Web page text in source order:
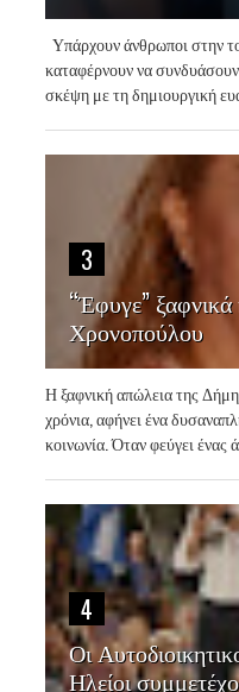
Υπάρχουν άνθρωποι στην
καταφέρνουν να
σκέψη με τη δημιουργική
3
“Έφυγε”
Χρονοπούλου
Η ξαφνική απώλεια της
χρόνια, αφήνει ένα
κοινωνία. Όταν φεύγει ένας
4
Οι
Ηλείοι